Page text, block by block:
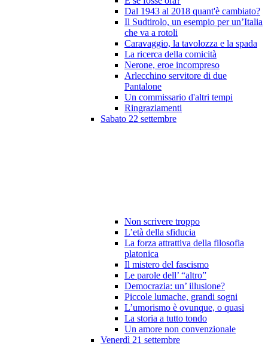
Dal 1943 al 2018 quant'è cambiato?
Il Sudtirolo, un esempio per un’Italia
che va a rotoli
Caravaggio, la tavolozza e la spada
La ricerca della comicità
Nerone, eroe incompreso
Arlecchino servitore di due
Pantalone
Un commissario d'altri tempi
Ringraziamenti
Sabato 22 settembre
Non scrivere troppo
L’età della sfiducia
La forza attrattiva della filosofia
platonica
Il mistero del fascismo
Le parole dell’ “altro”
Democrazia: un’ illusione?
Piccole lumache, grandi sogni
L’umorismo è ovunque, o quasi
La storia a tutto tondo
Un amore non convenzionale
Venerdì 21 settembre